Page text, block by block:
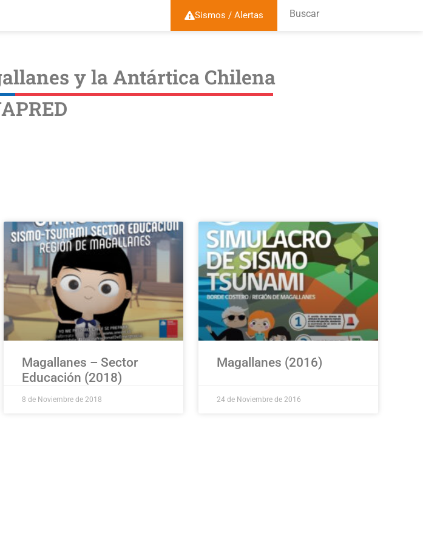
Sismos / Alertas Buscar
y la Antártica Chilena
Magallanes – Sector
Educación (2018)
8 de Noviembre de 2018
Magallanes (2016)
24 de Noviembre de 2016